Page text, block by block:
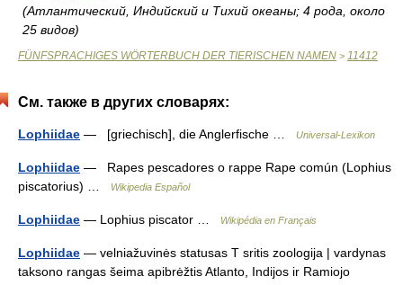
(Атлантический, Индийский и Тихий океаны; 4 рода, около
25 видов)
FÜNFSPRACHIGES WÖRTERBUCH DER TIERISCHEN NAMEN > 11412
См. также в других словарях:
Lophiidae — [griechisch], die Anglerfische … Universal-Lexikon
Lophiidae — Rapes pescadores o rappe Rape común (Lophius
piscatorius) …
Wikipedia Español
Lophiidae — Lophius piscator … Wikipédia en Français
Lophiidae — velniažuvinės statusas T sritis zoologija | vardynas
taksono rangas šeima apibrėžtis Atlanto, Indijos ir Ramiojo